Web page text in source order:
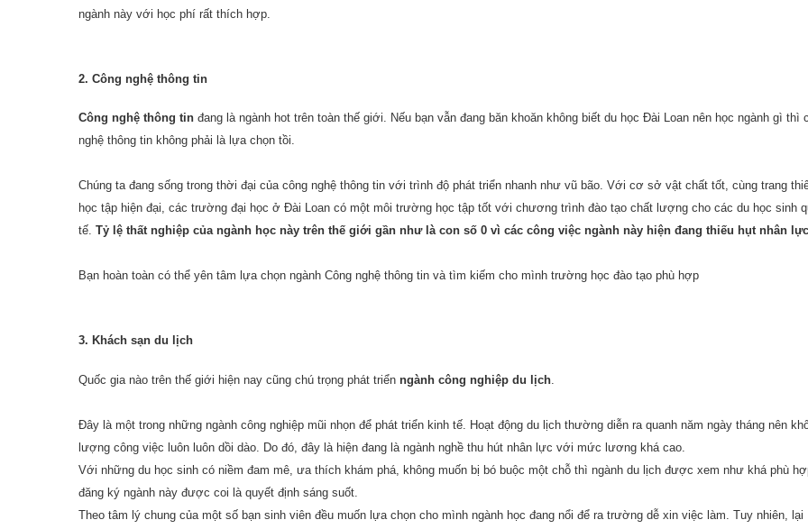
ngành này với học phí rất thích hợp.
2. Công nghệ thông tin
Công nghệ thông tin đang là ngành hot trên toàn thế giới. Nếu bạn vẫn đang băn khoăn không biết du học Đài Loan nên học ngành gì thì
nghệ thông tin không phải là lựa chọn tồi.
Chúng ta đang sống trong thời đại của công nghệ thông tin với trình độ phát triển nhanh như vũ bão. Với cơ sở vật chất tốt, cùng trang
học tập hiện đại, các trường đại học ở Đài Loan có một môi trường học tập tốt với chương trình đào tạo chất lượng cho các du học sinh
tế. Tỷ lệ thất nghiệp của ngành học này trên thế giới gần như là con số 0 vì các công việc ngành này hiện đang thiếu hụt nhân
Bạn hoàn toàn có thể yên tâm lựa chọn ngành Công nghệ thông tin và tìm kiếm cho mình trường học đào tạo phù hợp
3. Khách sạn du lịch
Quốc gia nào trên thế giới hiện nay cũng chú trọng phát triển ngành công nghiệp du lịch
Đây là một trong những ngành công nghiệp mũi nhọn để phát triển kinh tế. Hoạt động du lịch thường diễn ra quanh năm ngày tháng nên
lượng công việc luôn luôn dồi dào. Do đó, đây là hiện đang là ngành nghề thu hút nhân lực với mức lương khá cao.
Với những du học sinh có niềm đam mê, ưa thích khám phá, không muốn bị bó buộc một chỗ thì ngành du lịch được xem như khá phù
đăng ký ngành này được coi là quyết định sáng suốt.
Theo tâm lý chung của một số bạn sinh viên đều muốn lựa chọn cho mình ngành học đang nổi để ra trường dễ xin việc làm. Tuy nhiên, lại